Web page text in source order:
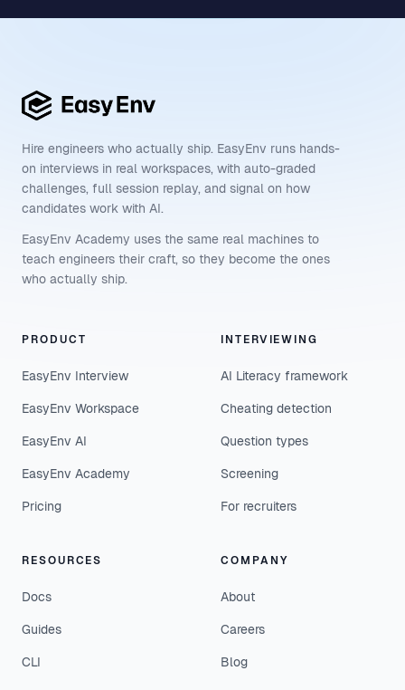
Hire engineers who actually ship. EasyEnv runs hands-
on interviews in real workspaces, with auto-graded
challenges, full session replay, and signal on how
candidates work with AI.
EasyEnv Academy uses the same real machines to
teach engineers their craft, so they become the ones
who actually ship.
PRODUCT
EasyEnv Interview
EasyEnv Workspace
EasyEnv AI
EasyEnv Academy
Pricing
INTERVIEWING
AI Literacy framework
Cheating detection
Question types
Screening
For recruiters
RESOURCES
Docs
Guides
CLI
COMPANY
About
Careers
Blog